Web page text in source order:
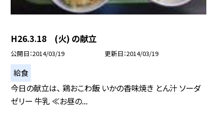
H26.3.18 (火) の献立
公開日 2014/03/19 更新日 2014/03/19
給食
今日の献立は、 鶏おこわ飯 いかの香味焼き とん汁 ソーダ
ゼリー 牛乳 ≪お昼の...